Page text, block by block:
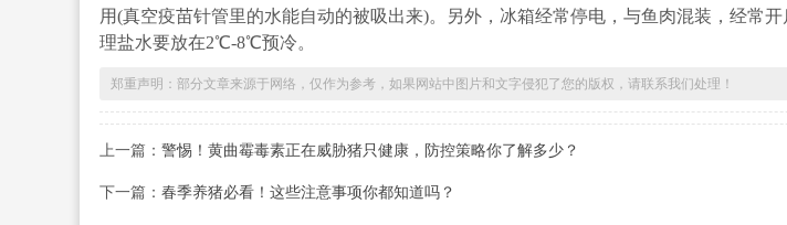
用(真空疫苗针管里的水能自动的被吸出来)。另外，冰箱经常停电，与鱼肉混装，经常
理盐水要放在2℃-8℃预冷。
郑重声明：部分文章来源于网络，仅作为参考，如果网站中图片和文字侵犯了您的版权，请联系我们处理！
上一篇： 警惕！黄曲霉毒素正在威胁猪只健康，防控策略你了解多少？
下一篇： 春季养猪必看！这些注意事项你都知道吗？